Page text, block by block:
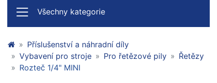
Všechny kategorie
Příslušenství a náhradní díly
Vybavení pro stroje
Pro řetězové pily
Řetězy
Rozteč 1/4" MINI